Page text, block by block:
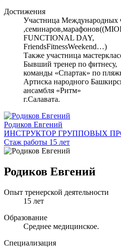
Достижения
Участница Международных
FUNCTIONAL DAY,
FriendsFitnessWeekend…)
Также участница
Бывший тренер по фитнесу,
команды «Спартак» по
Артиска народного
ансамбля «Ритм»
г.Салавата.
Родиков Евгений
ИНСТРУКТОР ГРУППОВЫХ
Стаж работы 15 лет
Родиков Евгений
Опыт тренерской деятельности
15 лет
Образование
Среднее медицинское.
Специализация